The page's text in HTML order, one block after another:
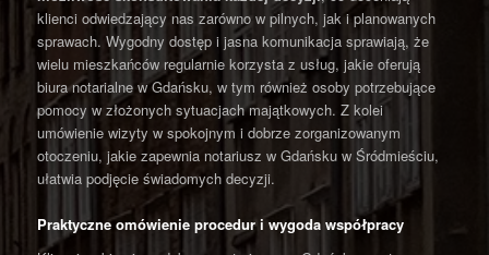
klienci odwiedzający nas zarówno w pilnych, jak i planowanych
sprawach. Wygodny dostęp i jasna komunikacja sprawiają, że
wielu mieszkańców regularnie korzysta z usług, jakie oferują
biura notarialne w Gdańsku, w tym również osoby potrzebujące
pomocy w złożonych sytuacjach majątkowych. Z kolei
umówienie wizyty w spokojnym i dobrze zorganizowanym
otoczeniu, jakie zapewnia notariusz w Gdańsku w Śródmieściu,
ułatwia podjęcie świadomych decyzji.
Praktyczne omówienie procedur i wygoda współpracy